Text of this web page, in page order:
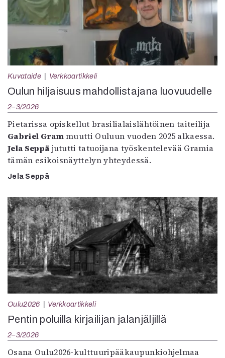
Kuvataide Verkkoartikkeli
Oulun hiljaisuus mahdollistajana luovuudelle
2–3/2026
Pietarissa opiskellut brasilialaislähtöinen taiteilija
Gabriel Grammuutti Ouluun vuoden 2025 alkaessa.
Jela Seppä jututti tatuoijana työskentelevää Gramia
tämän esikoisnäyttelyn yhteydessä.
Jela Seppä
Oulu2026 Verkkoartikkeli
Pentin poluilla kirjailijan jalanjäljillä
2–3/2026
Osana Oulu2026-kulttuuripääkaupunkiohjelmaa